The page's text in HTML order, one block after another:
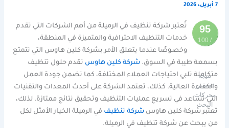
7 أبريل، 2026
95
/ 100
نتيجة
تحسين
محركات
البحث
تُعتبر شركة تنظيف في الرميلة من أهم الشركات التي تقدم
خدمات التنظيف الاحترافية والمتميزة في المنطقة،
وخصوصًا عندما يتعلق الأمر بشركة كلين هاوس التي تتمتع
بسمعة طيبة في السوق.شركة كلين هاوس تقدم حلول تنظيف
متكاملة تلبي احتياجات العملاء المختلفة، كما تضمن جودة العمل
والكفاءة العالية. كذلك، تعتمد الشركة على أحدث المعدات والتقنيات
التي تساعد في تسريع عمليات التنظيف وتحقيق نتائج ممتازة. لذلك،
تعتبر شركة كلين هاوسشركة تنظيف في الرميلة الخيار الأمثل لكل
من يبحث عن شركة تنظيف في الرميلة.